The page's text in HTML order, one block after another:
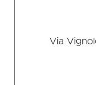
Via